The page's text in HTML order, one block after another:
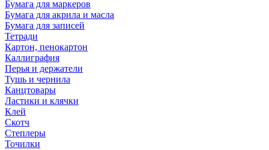
Бумага для маркеров
Бумага для акрила и масла
Бумага для записей
Тетради
Картон, пенокартон
Каллиграфия
Перья и держатели
Тушь и чернила
Канцтовары
Ластики и клячки
Клей
Скотч
Степлеры
Точилки